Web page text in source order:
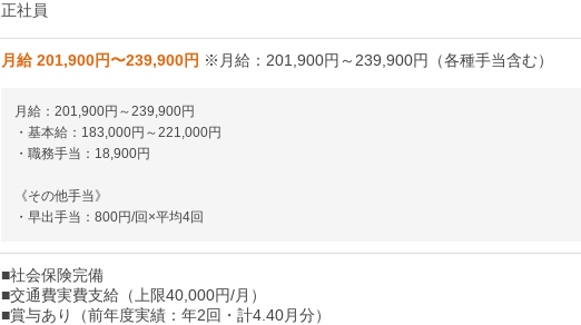
正社員
月給 201,900円〜239,900円 ※月給：201,900円～239,900円（各種手当含む）
月給：201,900円～239,900円
・基本給：183,000円～221,000円
・職務手当：18,900円
《その他手当》
・早出手当：800円/回×平均4回
■社会保険完備
■交通費実費支給（上限40,000円/月）
■賞与あり（前年度実績：年2回・計4.40月分）